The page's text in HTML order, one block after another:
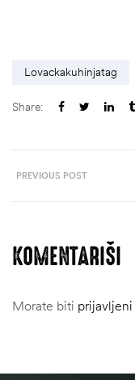
Lovackakuhinjatag
Share:
PREVIOUS POST
KOMENTARIŠI
Morate biti prijavljeni